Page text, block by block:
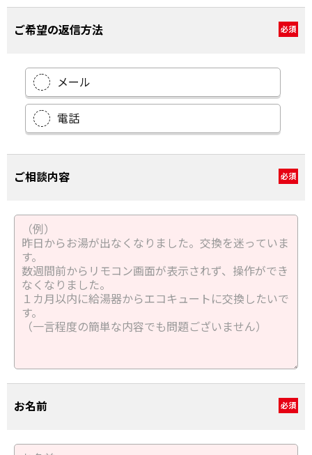
ご希望の返信方法 必須
メール
電話
ご相談内容 必須
お名前 必須